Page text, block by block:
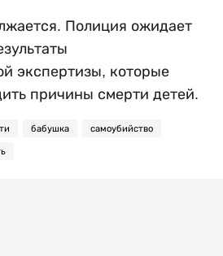
Полиция ожидает
экспертизы, которые
причины смерти детей.
бабушка самоубийство